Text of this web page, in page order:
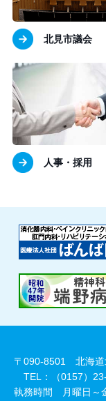
北見市議会
人事・採用
〒090-8501 北海道
TEL：（0157）23-
執務時間 月曜日～